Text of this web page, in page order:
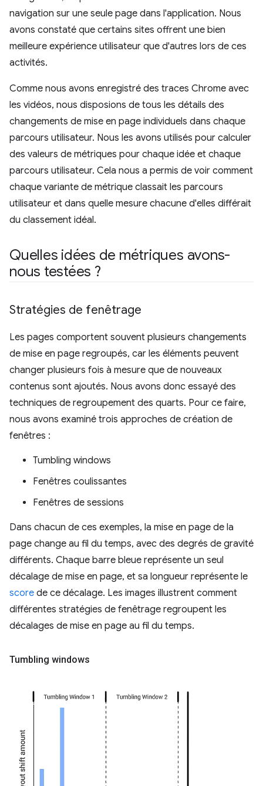
navigation sur une seule page dans l'application. Nous
avons constaté que certains sites offrent une bien
meilleure expérience utilisateur que d'autres lors de ces
activités.
Comme nous avons enregistré des traces Chrome avec
les vidéos, nous disposions de tous les détails des
changements de mise en page individuels dans chaque
parcours utilisateur. Nous les avons utilisés pour calculer
des valeurs de métriques pour chaque idée et chaque
parcours utilisateur. Cela nous a permis de voir comment
chaque variante de métrique classait les parcours
utilisateur et dans quelle mesure chacune d'elles différait
du classement idéal.
Quelles idées de métriques avons-
nous testées ?
Stratégies de fenêtrage
Les pages comportent souvent plusieurs changements
de mise en page regroupés, car les éléments peuvent
changer plusieurs fois à mesure que de nouveaux
contenus sont ajoutés. Nous avons donc essayé des
techniques de regroupement des quarts. Pour ce faire,
nous avons examiné trois approches de création de
fenêtres :
Tumbling windows
Fenêtres coulissantes
Fenêtres de sessions
Dans chacun de ces exemples, la mise en page de la
page change au fil du temps, avec des degrés de gravité
différents. Chaque barre bleue représente un seul
décalage de mise en page, et sa longueur représente le
score de ce décalage. Les images illustrent comment
différentes stratégies de fenêtrage regroupent les
décalages de mise en page au fil du temps.
Tumbling windows